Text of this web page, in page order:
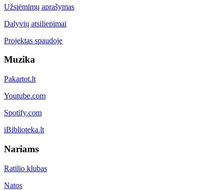
Užsiėmimų aprašymas
Dalyvių atsiliepimai
Projektas spaudoje
Muzika
Pakartot.lt
Youtube.com
Spotify.com
iBiblioteka.lt
Nariams
Ratilio klubas
Natos